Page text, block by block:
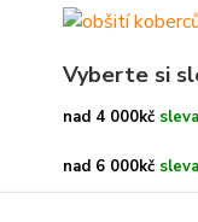
Vyberte si
nad 4 000kč
nad 6 000kč